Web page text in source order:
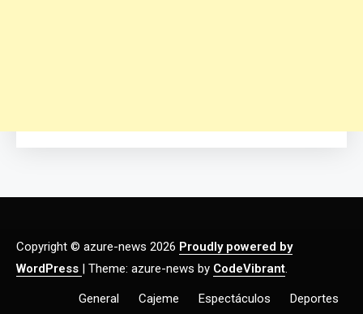
Copyright © azure-news 2026 Proudly powered by
WordPress | Theme: azure-news by CodeVibrant.
General Cajeme Espectáculos Deportes